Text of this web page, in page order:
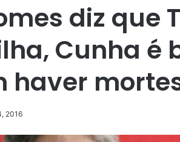
diz que
Cunha é
haver
2016